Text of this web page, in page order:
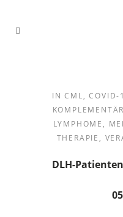
IN CML,COVID-
LYMPHOME ,
THERAPIE ,
DLH-